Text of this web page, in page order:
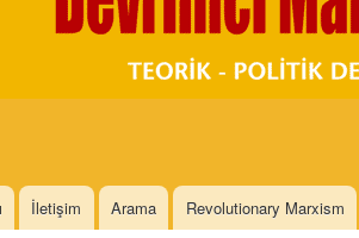
İletişim Arama Revolutionary Marxism